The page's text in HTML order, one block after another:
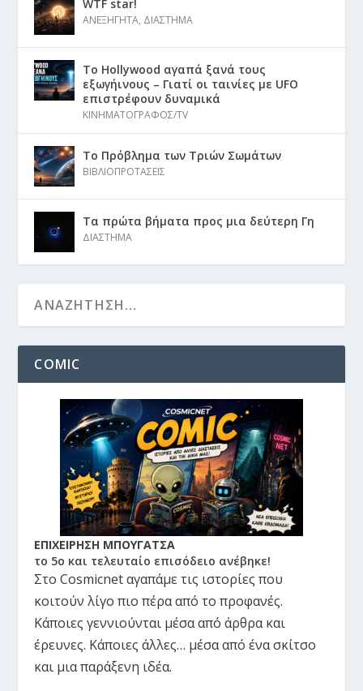
WTF star!
ΑΝΕΞΗΓΗΤΑ, ΔΙΑΣΤΗΜΑ
Το Hollywood αγαπά ξανά τους
εξωγήινους – Γιατί οι ταινίες με UFO
επιστρέφουν δυναμικά
ΚΙΝΗΜΑΤΟΓΡΑΦΟΣ/TV
Το Πρόβλημα των Τριών Σωμάτων
ΒΙΒΛΙΟΠΡΟΤΑΣΕΙΣ
Τα πρώτα βήματα προς μια δεύτερη Γη
ΔΙΑΣΤΗΜΑ
COMIC
ΕΠΙΧΕΙΡΗΣΗ ΜΠΟΥΓΑΤΣΑ
το 5ο και τελευταίο επισόδειο ανέβηκε!
Στο Cosmicnet αγαπάμε τις ιστορίες που
κοιτούν λίγο πιο πέρα από το προφανές.
Κάποιες γεννιούνται μέσα από άρθρα και
έρευνες. Κάποιες άλλες… μέσα από ένα σκίτσο
και μια παράξενη ιδέα.